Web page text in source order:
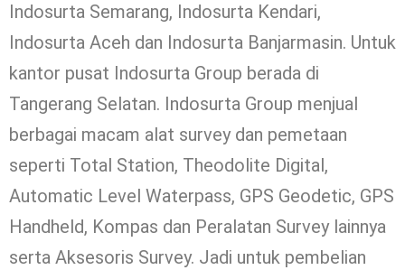
Indosurta Semarang, Indosurta Kendari,
Indosurta Aceh dan Indosurta Banjarmasin. Untuk
kantor pusat Indosurta Group berada di
Tangerang Selatan. Indosurta Group menjual
berbagai macam alat survey dan pemetaan
seperti Total Station, Theodolite Digital,
Automatic Level Waterpass, GPS Geodetic, GPS
Handheld, Kompas dan Peralatan Survey lainnya
serta Aksesoris Survey. Jadi untuk pembelian